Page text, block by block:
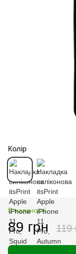
Колір
В наявності
89 грн 119